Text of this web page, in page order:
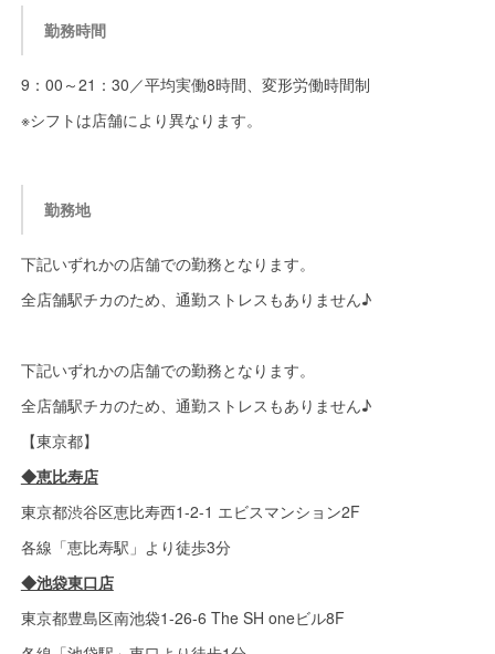
勤務時間
9：00～21：30／平均実働8時間、変形労働時間制
※シフトは店舗により異なります。
勤務地
下記いずれかの店舗での勤務となります。
全店舗駅チカのため、通勤ストレスもありません♪
下記いずれかの店舗での勤務となります。
全店舗駅チカのため、通勤ストレスもありません♪
【東京都】
◆恵比寿店
東京都渋谷区恵比寿西1-2-1 エビスマンション2F
各線「恵比寿駅」より徒歩3分
◆池袋東口店
東京都豊島区南池袋1-26-6 The SH oneビル8F